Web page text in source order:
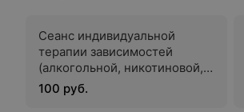
Сеанс индивидуальной
терапии зависимостей
(алкогольной, никотиновой,
пищевой, игровой и других)
100 руб.